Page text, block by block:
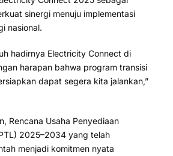
sinergi menuju implementasi
nasional.
hadirnya Electricity Connect di
harapan bahwa program transisi
dapat segera kita jalankan,”
Rencana Usaha Penyediaan
2025–2034 yang telah
menjadi komitmen nyata